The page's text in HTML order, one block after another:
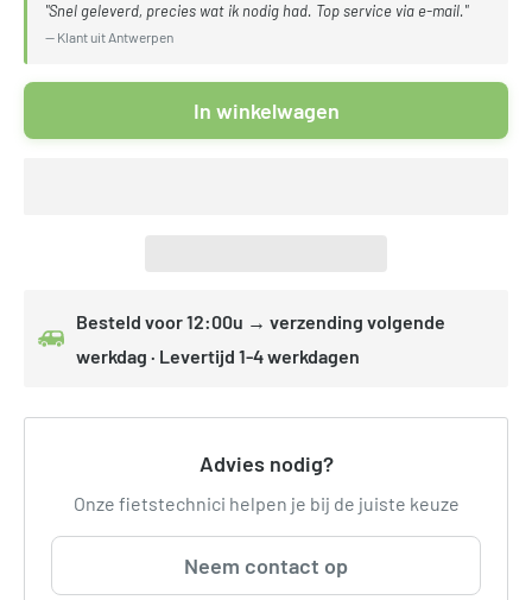
"Snel geleverd, precies wat ik nodig had. Top service via e-mail."
— Klant uit Antwerpen
In winkelwagen
Besteld voor 12:00u → verzending volgende
werkdag · Levertijd 1-4 werkdagen
Advies nodig?
Onze fietstechnici helpen je bij de juiste keuze
Neem contact op